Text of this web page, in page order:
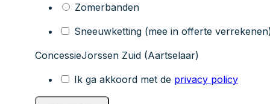
Zomerbanden
Sneeuwketting (mee in offerte
ConcessieJorssen Zuid (Aartselaar)
Ik ga akkoord met de privacy policy